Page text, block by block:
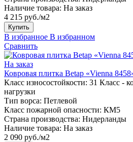
Наличие товара: На заказ
4 215 руб./м2
Купить
В избранное В избранном
Сравнить
На заказ
Ковровая плитка Betap «Vienna
Класс износостойкости: 31 Класс -
нагрузки
Тип ворса: Петлевой
Класс пожарной опасности: КМ5
Страна производства: Нидерланды
Наличие товара: На заказ
2 090 руб./м2